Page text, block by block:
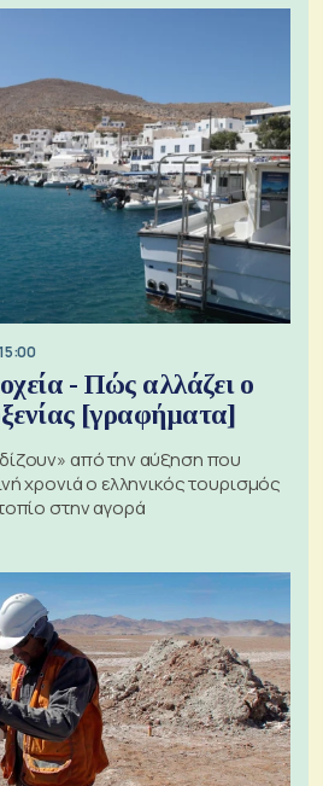
- Πώς αλλάζει ο
[γραφήματα]
από την αύξηση που
χρονιά ο ελληνικός τουρισμός
στην αγορά